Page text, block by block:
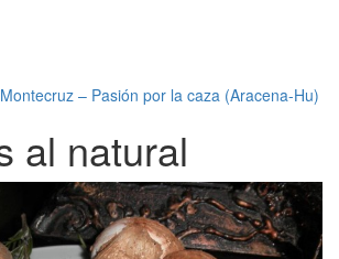
– Pasión por la caza (Aracena-Hu)
al natural